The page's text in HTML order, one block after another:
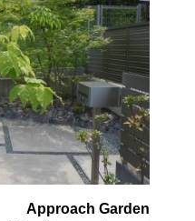
Approach Garden